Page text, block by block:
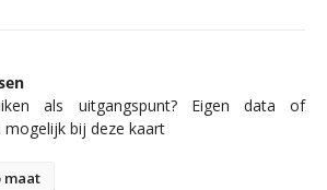
als uitgangspunt? Eigen data of
bij deze kaart
maat